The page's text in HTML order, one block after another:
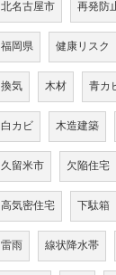
北名古屋市 再発防
福岡県 健康リスク
換気 木材 青カ
白カビ 木造建築
久留米市 欠陥住宅
高気密住宅 下駄箱
雷雨 線状降水帯